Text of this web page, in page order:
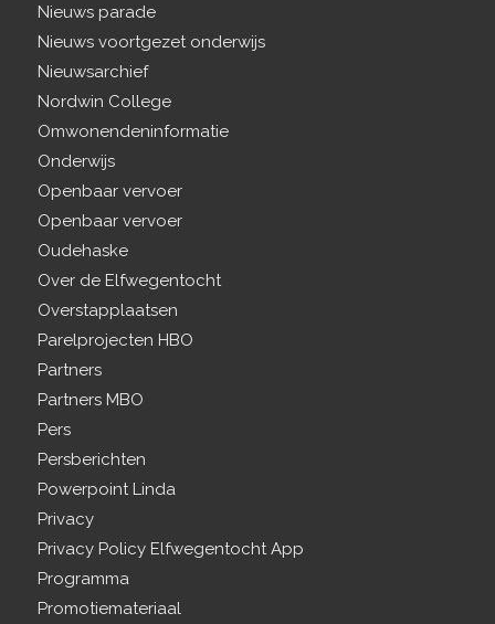
Nieuws parade
Nieuws voortgezet onderwijs
Nieuwsarchief
Nordwin College
Omwonendeninformatie
Onderwijs
Openbaar vervoer
Openbaar vervoer
Oudehaske
Over de Elfwegentocht
Overstapplaatsen
Parelprojecten HBO
Partners
Partners MBO
Pers
Persberichten
Powerpoint Linda
Privacy
Privacy Policy Elfwegentocht App
Programma
Promotiemateriaal